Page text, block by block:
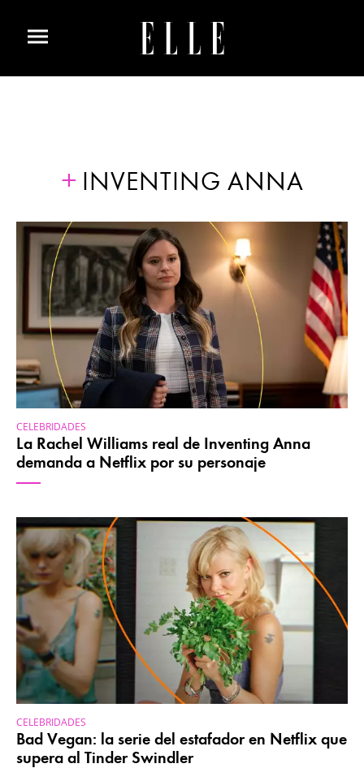
INVENTING ANNA
CELEBRIDADES
La Rachel Williams real de Inventing Anna
demanda a Netflix por su personaje
CELEBRIDADES
Bad Vegan: la serie del estafador en Netflix que
supera al Tinder Swindler